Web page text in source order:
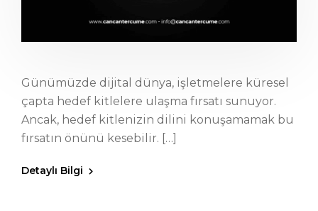
Günümüzde dijital dünya, işletmelere küresel
çapta hedef kitlelere ulaşma fırsatı sunuyor.
Ancak, hedef kitlenizin dilini konuşamamak bu
fırsatın önünü kesebilir. […]
Detaylı Bilgi